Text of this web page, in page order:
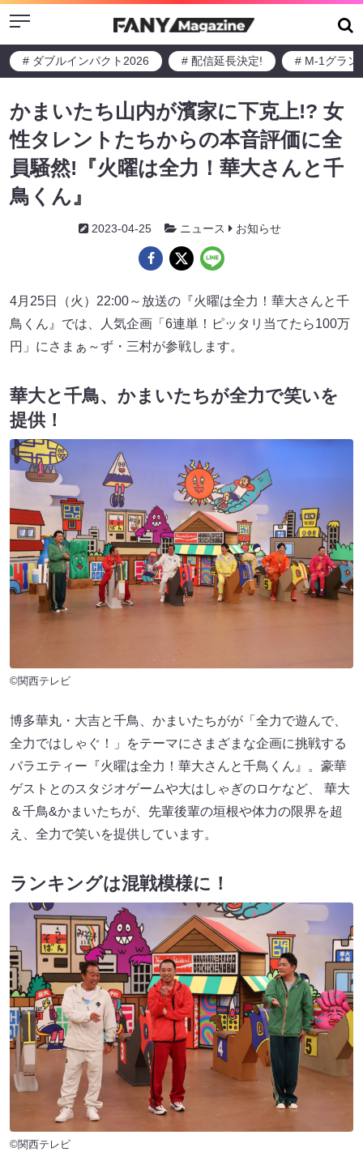
Menu
# ダブルインパクト2026 # 配信延長決定! # M-1グラン
かまいたち山内が濱家に下克上!? 女
性タレントたちからの本音評価に全
員騒然!『火曜は全力！華大さんと千
鳥くん』
2023-04-25 ニュース お知らせ
4月25日（火）22:00～放送の『火曜は全力！華大さんと千
鳥くん』では、人気企画「6連単！ピッタリ当てたら100万
円」にさまぁ～ず・三村が参戦します。
華大と千鳥、かまいたちが全力で笑いを
提供！
©関西テレビ
博多華丸・大吉と千鳥、かまいたちがが「全力で遊んで、
全力ではしゃぐ！」をテーマにさまざまな企画に挑戦する
バラエティー『火曜は全力！華大さんと千鳥くん』。豪華
ゲストとのスタジオゲームや大はしゃぎのロケなど、 華大
＆千鳥&かまいたちが、先輩後輩の垣根や体力の限界を超
え、全力で笑いを提供しています。
ランキングは混戦模様に！
©関西テレビ